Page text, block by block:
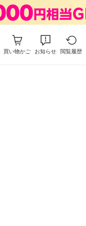
買い物かご お知らせ 閲覧履歴